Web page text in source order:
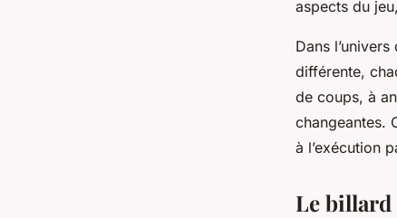
aspects du
Dans
différente,
de coups, à
changeantes.
à l’exécution
Le billard